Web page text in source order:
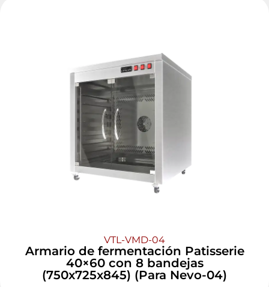
VTL-VMD-04
Armario de fermentación Patisserie
40×60 con 8 bandejas
(750x725x845) (Para Nevo-04)